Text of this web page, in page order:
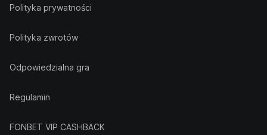
Polityka prywatności
Polityka zwrotów
Odpowiedzialna gra
Regulamin
FONBET VIP CASHBACK